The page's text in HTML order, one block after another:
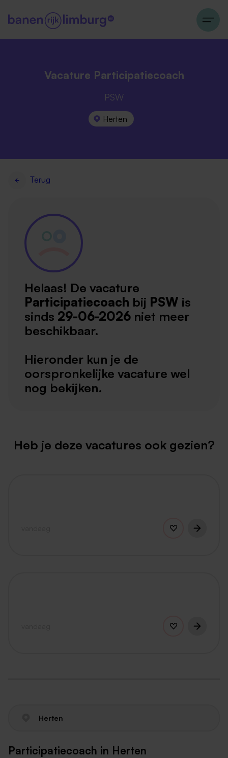
Vacature Participatiecoach
PSW
Herten
Terug
Helaas! De vacature
Participatiecoach bij PSW is
sinds 29-06-2026 niet meer
beschikbaar.
Hieronder kun je de
oorspronkelijke vacature wel
nog bekijken.
Heb je deze vacatures ook gezien?
Herten
Participatiecoach in Herten